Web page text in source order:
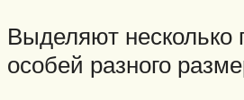
Выделяют несколько
особей разного